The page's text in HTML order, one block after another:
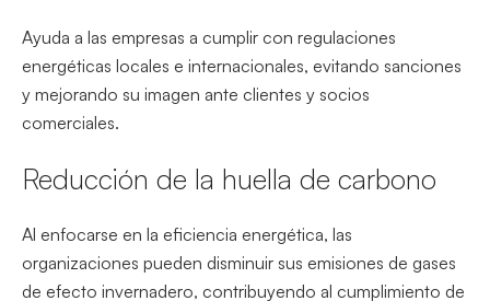
Ayuda a las empresas a cumplir con regulaciones
energéticas locales e internacionales, evitando sanciones
y mejorando su imagen ante clientes y socios
comerciales.
Reducción de la huella de carbono
Al enfocarse en la eficiencia energética, las
organizaciones pueden disminuir sus emisiones de gases
de efecto invernadero, contribuyendo al cumplimiento de